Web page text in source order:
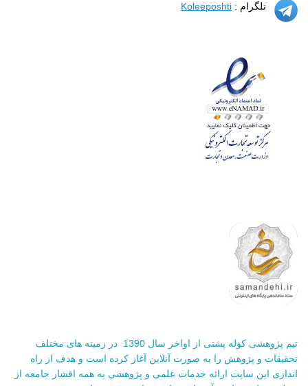
تلگرام : Koleeposhti
تیم پژوهشی کوله پشتی از اواخر سال 1390 در زمینه های مختلف
تحقیقات و پژوهش را به صورت آنلاین آغاز کرده است و هدف از راه
اندازی این سایت ارائه خدمات علمی و پژوهشی به همه اقشار جامعه از